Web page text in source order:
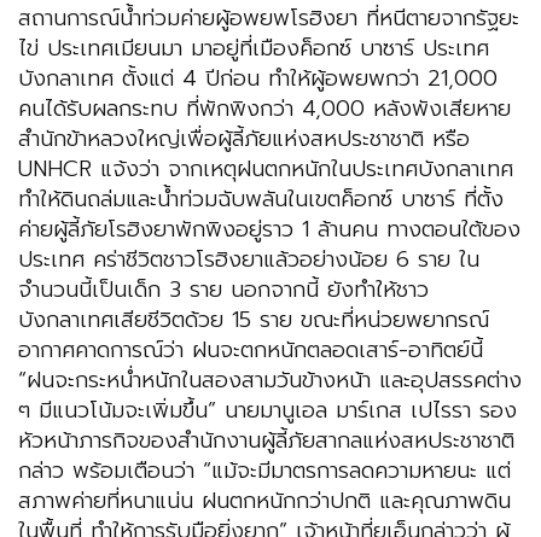
สถานการณ์น้ำท่วมค่ายผู้อพยพโรฮิงยา ที่หนีตายจากรัฐยะ
ไข่ ประเทศเมียนมา มาอยู่ที่เมืองค็อกซ์ บาซาร์ ประเทศ​
บังกลาเทศ ตั้งแต่ 4 ปีก่อน ทำให้ผู้อพยพกว่า 21,000
คนได้รับผลกระทบ ที่พักพิงกว่า 4,000 หลังพังเสียหาย
สำนักข้าหลวงใหญ่เพื่อผู้ลี้ภัยแห่งสหประชาชาติ หรือ
UNHCR แจ้งว่า จากเหตุฝนตกหนักในประเทศบังกลาเทศ
ทำให้ดินถล่มและน้ำท่วมฉับพลันในเขตค็อกซ์ บาซาร์ ที่ตั้ง
ค่ายผู้ลี้ภัยโรฮิงยาพักพิงอยู่ราว 1 ล้านคน ทางตอนใต้ของ
ประเทศ คร่าชีวิตชาวโรฮิงยาแล้วอย่างน้อย 6 ราย ใน
จำนวนนี้เป็นเด็ก 3 ราย นอกจากนี้ ยังทำให้ชาว
บังกลาเทศเสียชีวิตด้วย 15 ราย ขณะที่หน่วยพยากรณ์
อากาศคาดการณ์ว่า ฝนจะตกหนักตลอดเสาร์-อาทิตย์นี้
“ฝนจะกระหน่ำหนักในสองสามวันข้างหน้า และอุปสรรคต่าง
ๆ มีแนวโน้มจะเพิ่มขึ้น” นายมานูเอล มาร์เกส เปไรรา รอง
หัวหน้าภารกิจของสำนักงานผู้ลี้ภัยสากลแห่งสหประชาชาติ
กล่าว พร้อมเตือนว่า “แม้จะมีมาตรการลดความหายนะ แต่
สภาพค่ายที่หนาแน่น ฝนตกหนักกว่าปกติ และคุณภาพดิน